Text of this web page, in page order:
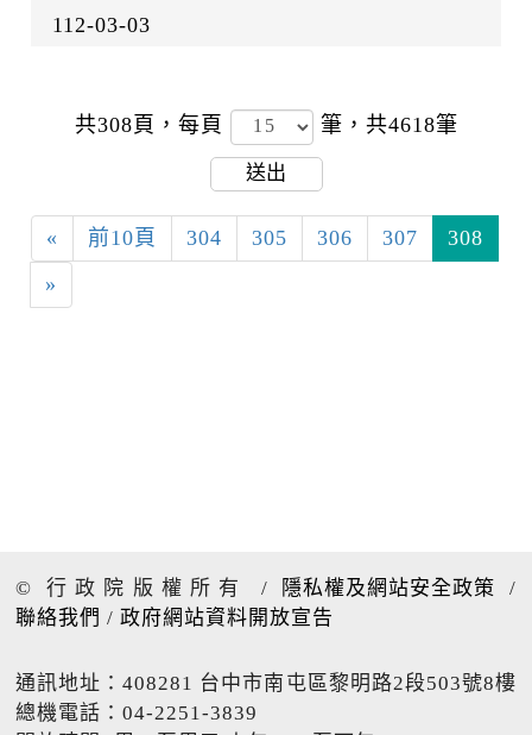
112-03-03
共308頁， 每頁 筆，共4618筆
送出
« 前10頁 304 305 306 307
308
»
© 行政院版權所有 / 隱私權及網站安全政策
/
聯絡我們 /政府網站資料開放宣告
通訊地址：408281 台中市南屯區黎明路2段503號8樓
總機電話：04-2251-3839